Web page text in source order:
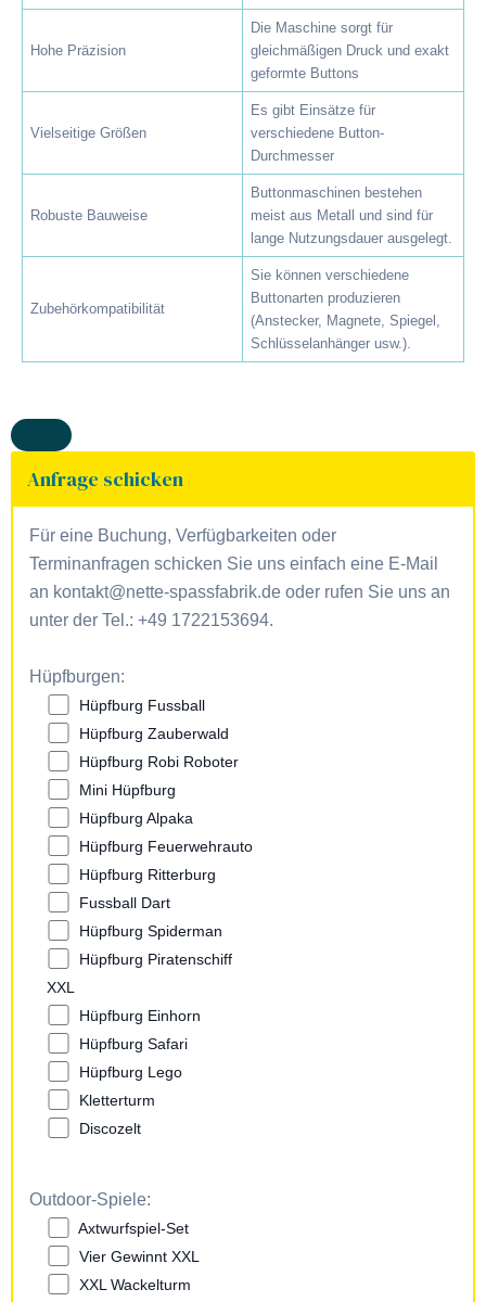
Hohe Präzision
Die Maschine sorgt für
gleichmäßigen Druck und exakt
geformte Buttons
Vielseitige Größen
Es gibt Einsätze für
verschiedene Button-
Durchmesser
Robuste Bauweise
Buttonmaschinen bestehen
meist aus Metall und sind für
lange Nutzungsdauer ausgelegt.
Zubehörkompatibilität
Sie können verschiedene
Buttonarten produzieren
(Anstecker, Magnete, Spiegel,
Schlüsselanhänger usw.).
Anfrage schicken
Für eine Buchung, Verfügbarkeiten oder
Terminanfragen schicken Sie uns einfach eine E-Mail
an kontakt@nette-spassfabrik.de oder rufen Sie uns an
unter der Tel.: +49 1722153694.
Hüpfburgen:
Hüpfburg Fussball
Hüpfburg Zauberwald
Hüpfburg Robi Roboter
Mini Hüpfburg
Hüpfburg Alpaka
Hüpfburg Feuerwehrauto
Hüpfburg Ritterburg
Fussball Dart
Hüpfburg Spiderman
Hüpfburg Piratenschiff
XXL
Hüpfburg Einhorn
Hüpfburg Safari
Hüpfburg Lego
Kletterturm
Discozelt
Outdoor-Spiele:
Axtwurfspiel-Set
Vier Gewinnt XXL
XXL Wackelturm